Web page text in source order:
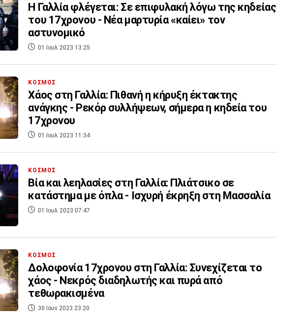
Η Γαλλία φλέγεται: Σε επιφυλακή λόγω της κηδείας
του 17χρονου - Νέα μαρτυρία «καίει» τον
αστυνομικό
01 Ιουλ 2023 13:25
ΚΟΣΜΟΣ
Χάος στη Γαλλία: Πιθανή η κήρυξη έκτακτης
ανάγκης - Ρεκόρ συλλήψεων, σήμερα η κηδεία του
17χρονου
01 Ιουλ 2023 11:34
ΚΟΣΜΟΣ
Βία και λεηλασίες στη Γαλλία: Πλιάτσικο σε
κατάστημα με όπλα - Ισχυρή έκρηξη στη Μασσαλία
01 Ιουλ 2023 07:47
ΚΟΣΜΟΣ
Δολοφονία 17χρονου στη Γαλλία: Συνεχίζεται το
χάος - Νεκρός διαδηλωτής και πυρά από
τεθωρακισμένα
30 Ιουν 2023 23:20